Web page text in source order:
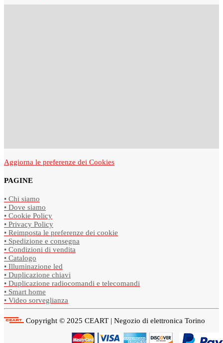
Aggiorna le preferenze dei Cookies
PAGINE
• Chi siamo
• Dove siamo
• Cookie Policy
• Privacy Policy
• Reimposta le preferenze dei cookie
• Spedizione e consegna
• Condizioni di vendita
• Catalogo
• Illuminazione led
• Duplicazione chiavi
• Duplicazione radiocomandi e telecomandi
• Smart home
• Video sorveglianza
Copyright © 2025 CEART | Negozio di elettronica Torino